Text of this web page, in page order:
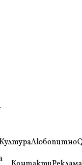
Любопитно